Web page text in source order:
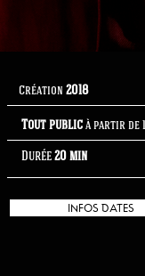
Création 2018
Tout public à partir de
INFOS DATES
Durée 20 min